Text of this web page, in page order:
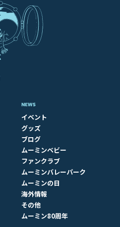
NEWS
イベント
グッズ
ブログ
ムーミンベビー
ファンクラブ
ムーミンバレーパーク
ムーミンの日
海外情報
その他
ムーミン80周年